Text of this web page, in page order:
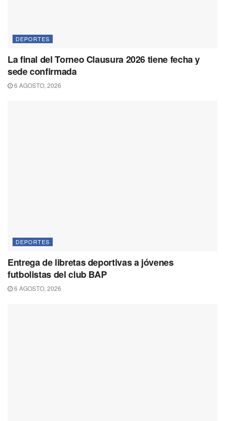
DEPORTES
La final del Torneo Clausura 2026 tiene fecha y
sede confirmada
6 AGOSTO, 2026
DEPORTES
Entrega de libretas deportivas a jóvenes
futbolistas del club BAP
6 AGOSTO, 2026